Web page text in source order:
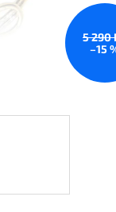
5 290
–15